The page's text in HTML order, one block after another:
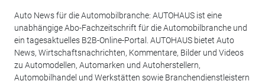
Auto News für die Automobilbranche: AUTOHAUS ist eine
unabhängige Abo-Fachzeitschrift für die Automobilbranche und
ein tagesaktuelles B2B-Online-Portal. AUTOHAUS bietet Auto
News, Wirtschaftsnachrichten, Kommentare, Bilder und Videos
zu Automodellen, Automarken und Autoherstellern,
Automobilhandel und Werkstätten sowie Branchendienstleistern